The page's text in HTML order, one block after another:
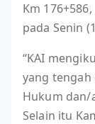
Km
pada Senin
“KAI
yang tengah
Hukum dan/
Selain itu